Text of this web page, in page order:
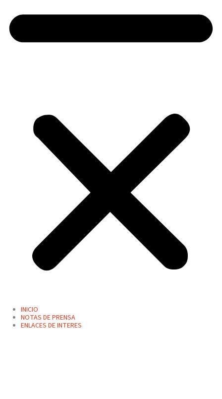
INICIO
NOTAS DE PRENSA
ENLACES DE INTERES